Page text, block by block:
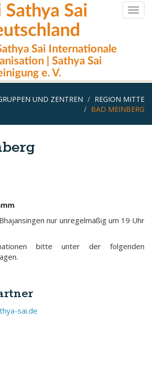
Sathya Sai
Sai Internationale
| Sathya Sai
e. V.
UND ZENTREN
REGION MITTE
BAD MEINBERG
nur unregelmäßig um 19 Uhr
bitte unter der folgenden
sai.de